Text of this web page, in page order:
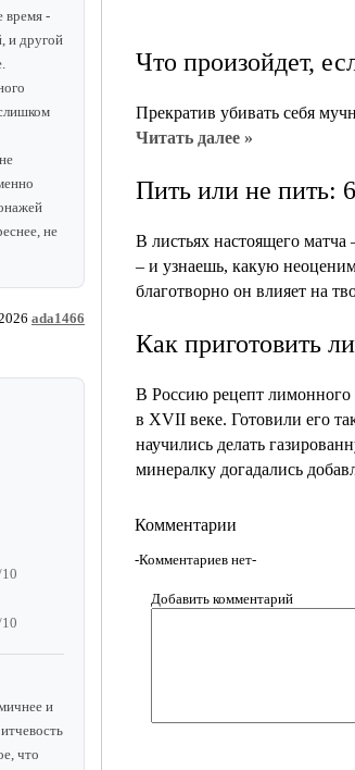
время -
и другой
не
ada1466
и
что
Что произойдет,
Прекратив убивать себя
Читать далее »
Пить или не пить:
В листьях настоящего
– и узнаешь, какую
благотворно он влияет на
Как приготовить
В Россию рецепт
в XVII веке. Готовили его
научились делать
минералку догадались
Комментарии
-Комментариев нет-
Добавить комментарий